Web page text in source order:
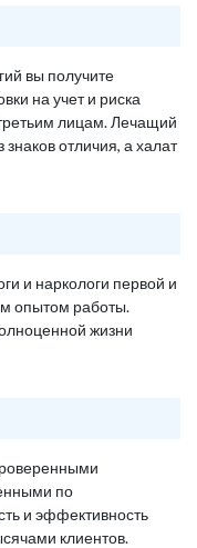
вы получите
на учет и риска
лицам. Лечащий
отличия, а халат
и наркологи первой и
опытом работы.
жизни
по
и эффективность
клиентов.